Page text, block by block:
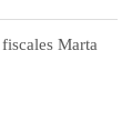
Marta